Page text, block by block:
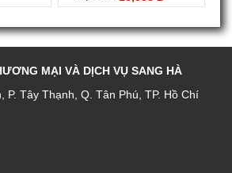
MẠI VÀ DỊCH VỤ SANG HÀ
P. Tây Thạnh, Q. Tân Phú, TP. Hồ Chí